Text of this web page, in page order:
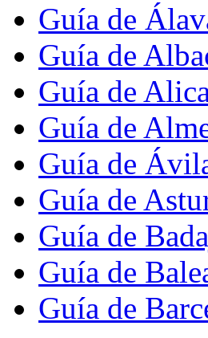
Guía de
Guía de
Guía de
Guía de
Guía de
Guía de
Guía de
Guía de
Guía de